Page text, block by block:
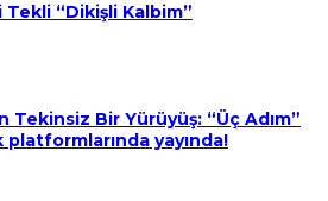
“Dikişli Kalbim”
Tekinsiz Bir Yürüyüş: “Üç Adım”
yayında!